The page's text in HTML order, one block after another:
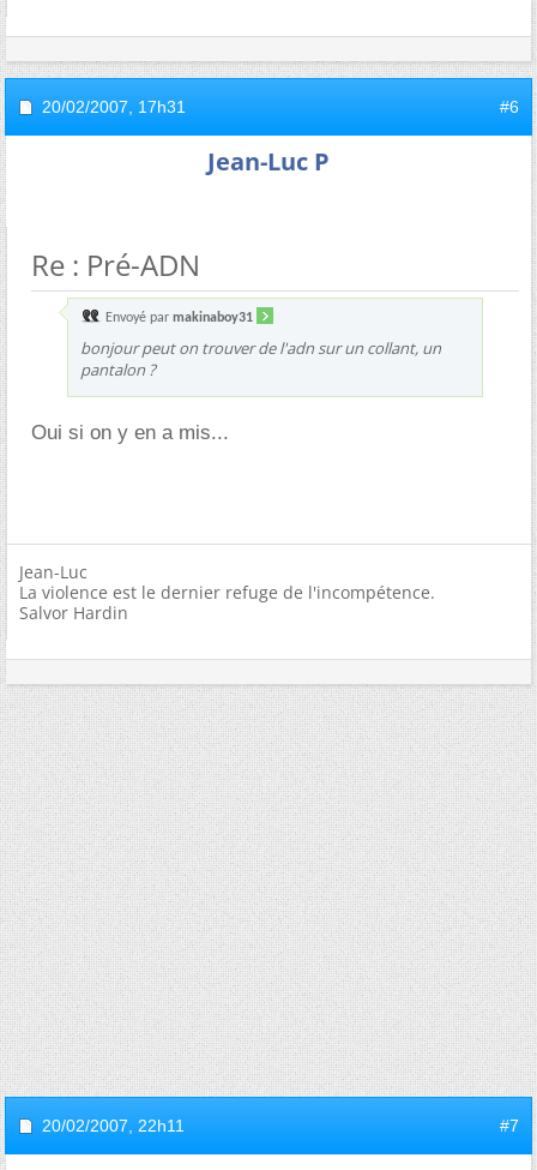
20/02/2007, 17h31 #6
Jean-Luc P
Re : Pré-ADN
Envoyé par makinaboy31
bonjour peut on trouver de l'adn sur un collant, un
pantalon ?
Oui si on y en a mis...
Jean-Luc
La violence est le dernier refuge de l'incompétence.
Salvor Hardin
20/02/2007, 22h11 #7